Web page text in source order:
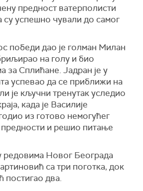
предност ватерполисти
успешно чували до самог
победи дао је голман Милан
на голу и био
за Сплићане. Јадран је у
успевао да се приближи на
је кључни тренутак уследио
када је Василије
из готово немогућег
предности и решио питање
редовима Новог Београда
са три поготка, док
постигао два.